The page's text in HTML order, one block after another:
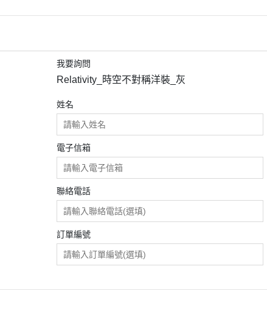
我要詢問
Relativity_時空不對稱洋裝_灰
姓名
電子信箱
聯絡電話
訂單編號